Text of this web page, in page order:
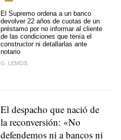
El Supremo ordena a un banco
devolver 22 años de cuotas de un
préstamo por no informar al cliente
de las condiciones que tenía el
constructor ni detallarlas ante
notario
G. LEMOS
El despacho que nació de
la reconversión: «No
defendemos ni a bancos ni